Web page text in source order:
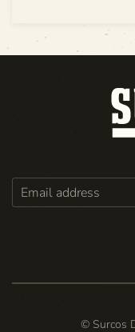
© Surcos